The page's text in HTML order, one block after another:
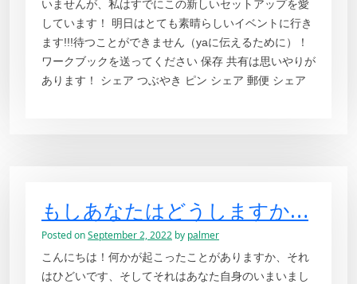
いませんが、私はすでにこの新しいセットアップを愛
しています！ 明日はとても素晴らしいイベントに行き
ます!!!待つことができません（yaに伝えるために）！
ワークブックを送ってください 保存 共有は思いやりが
あります！ シェア つぶやき ピン シェア 郵便 シェア
もしあなたはどうしますか…
Posted onSeptember 2, 2022 by palmer
こんにちは！何かが起こったことがありますか、それ
はひどいです、そしてそれはあなた自身のいまいまし